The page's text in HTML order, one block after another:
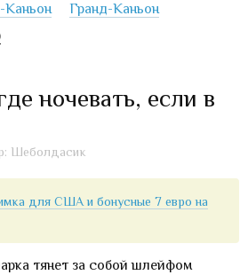
Каньон
Гранд-Каньон
ночевать, если в
Шеболдасик
для США и бонусные 7 евро на
тянет за собой шлейфом